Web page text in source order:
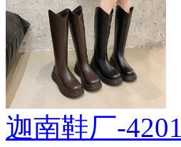
迦南鞋厂-4201